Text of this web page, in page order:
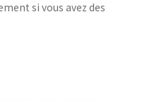
si vous avez des